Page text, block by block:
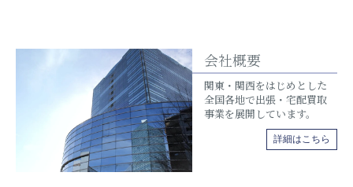
会社概要
関東・関西をはじめとした
全国各地で出張・宅配買取
事業を展開しています。
詳細はこちら